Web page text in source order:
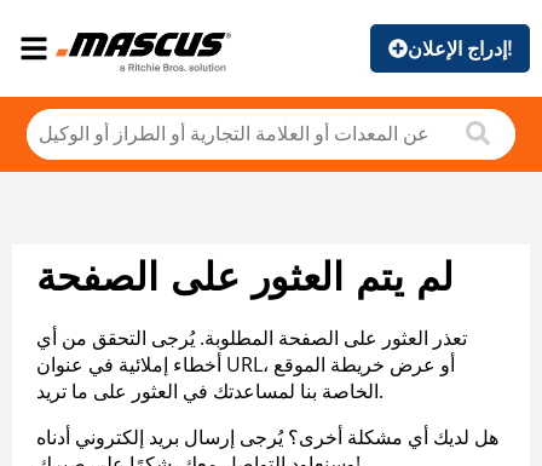
إدراج الإعلان!
لم يتم العثور على الصفحة
تعذر العثور على الصفحة المطلوبة. يُرجى التحقق من أي
أخطاء إملائية في عنوان URL، أو عرض خريطة الموقع
الخاصة بنا لمساعدتك في العثور على ما تريد.
هل لديك أي مشكلة أخرى؟ يُرجى إرسال بريد إلكتروني أدناه